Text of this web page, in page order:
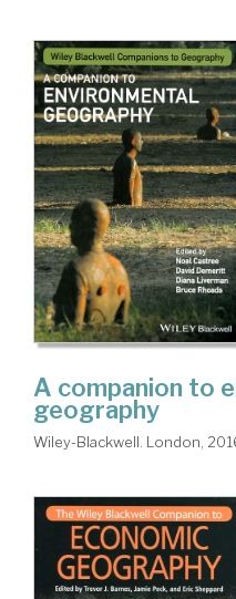
A companion to
geography
Wiley-Blackwell. London,